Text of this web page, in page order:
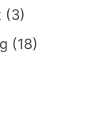
(3)
(18)